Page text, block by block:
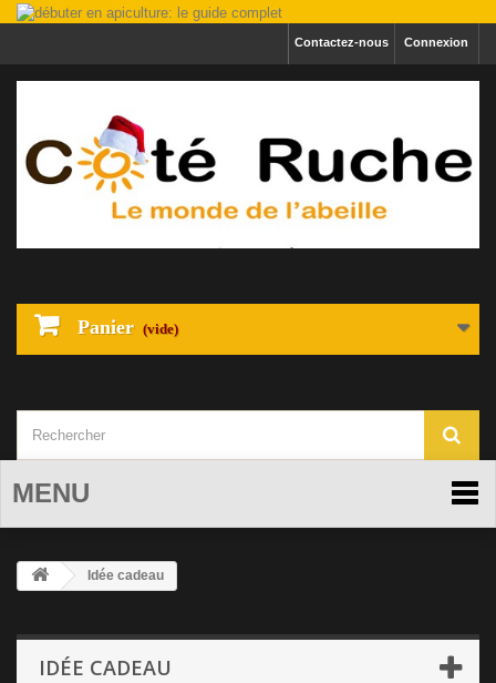
Connexion
Contactez-nous
Panier (vide)
MENU
Idée cadeau
IDÉE CADEAU